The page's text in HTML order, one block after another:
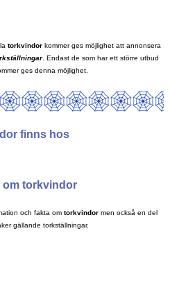
torkvindor kommer ges möjlighet att annonsera
. Endast de som har ett större utbud
ges denna möjlighet.
finns hos
om torkvindor
och fakta om torkvindor men också en del
gällande torkställningar.